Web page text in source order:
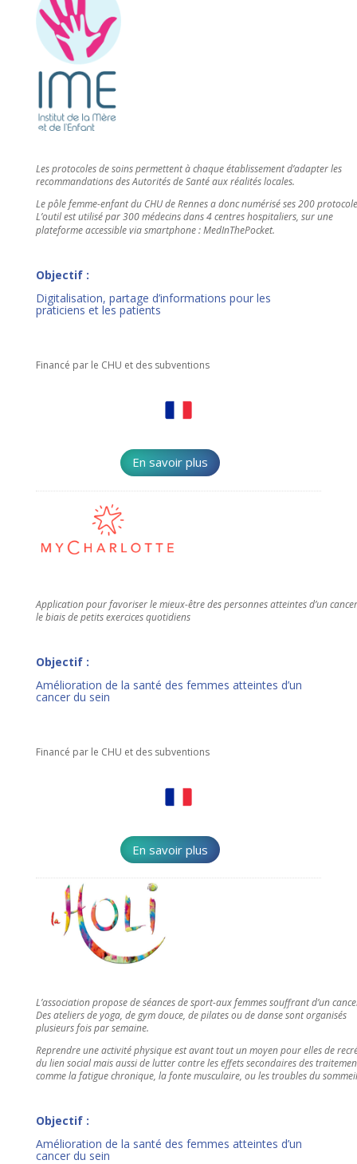
Les protocoles de soins permettent à chaque établissement d’adapter les
recommandations des Autorités de Santé aux réalités locales.
Le pôle femme-enfant du CHU de Rennes a donc numérisé ses 200
L’outil est utilisé par 300 médecins dans 4 centres hospitaliers, sur une
plateforme accessible via smartphone : MedInThePocket.
Objectif :
Digitalisation, partage d’informations pour les
praticiens et les patients
Financé par le CHU et des subventions
En savoir plus
Application pour favoriser le mieux-être des personnes atteintes d’un
le biais de petits exercices quotidiens
Objectif :
Amélioration de la santé des femmes atteintes d’un
cancer du sein
Financé par le CHU et des subventions
En savoir plus
L’association propose de séances de sport-aux femmes souffrant d’un
Des ateliers de yoga, de gym douce, de pilates ou de danse sont organisés
plusieurs fois par semaine.
Reprendre une activité physique est avant tout un moyen pour elles de
du lien social mais aussi de lutter contre les effets secondaires des
comme la fatigue chronique, la fonte musculaire, ou les troubles du
Objectif :
Amélioration de la santé des femmes atteintes d’un
cancer du sein